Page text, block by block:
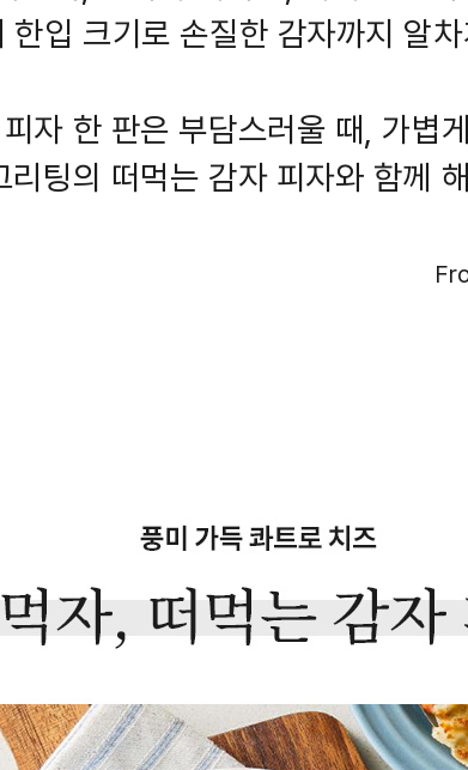
한입 크기로 손질한 감자까지 알
자 한 판은 부담스러울 때, 가볍
리팅의 떠먹는 감자 피자와 함께